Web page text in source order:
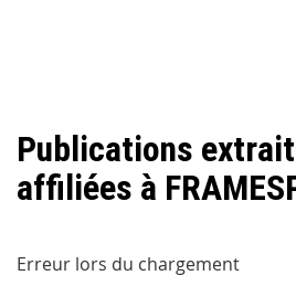
Publications
affiliées à
Erreur lors du chargement